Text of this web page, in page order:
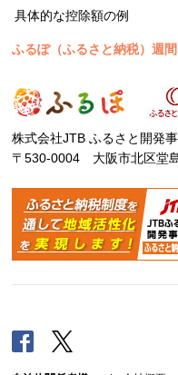
具体的な控除額の例
ふるぽ（ふるさと納税）週
株式会社JTB ふるさと開発
〒530-0004 大阪市北区堂
Facebook